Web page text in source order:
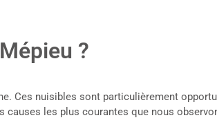
?
Ces nuisibles sont particulièrement
les plus courantes que nous